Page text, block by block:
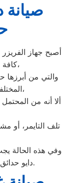
صيانة
أصبح جهاز
كافة البيوت، وفقًا لمميزاته العديدة،
والتي من أبرزها
المختلفة، وبالرغم من مميزاته العديدة،
ألا أنه من
تلف التايمر، أو
وفي هذه الحالة
دايو حدائق الاهرام لعمل الإصلاحات اللازمة.